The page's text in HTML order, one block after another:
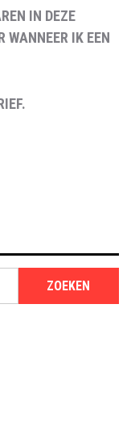
IN DEZE
WANNEER IK EEN
ZOEKEN